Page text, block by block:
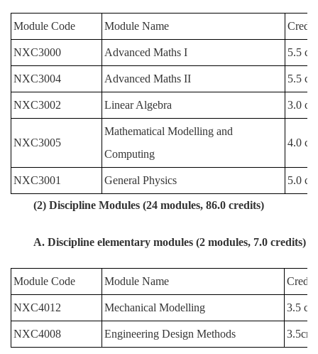
Module Code Module Name Credit
NXC3000 Advanced Maths I 5.5
NXC3004 Advanced Maths II 5.5
NXC3002 Linear Algebra 3.0
NXC3005
Mathematical Modelling and
Computing
4.0
NXC3001 General Physics 5.0
(2) Discipline Modules (24 modules, 86.0 credits)
A. Discipline elementary modules (2 modules, 7.0 credits)
Module Code Module Name Credit
NXC4012 Mechanical Modelling 3.5
NXC4008 Engineering Design Methods